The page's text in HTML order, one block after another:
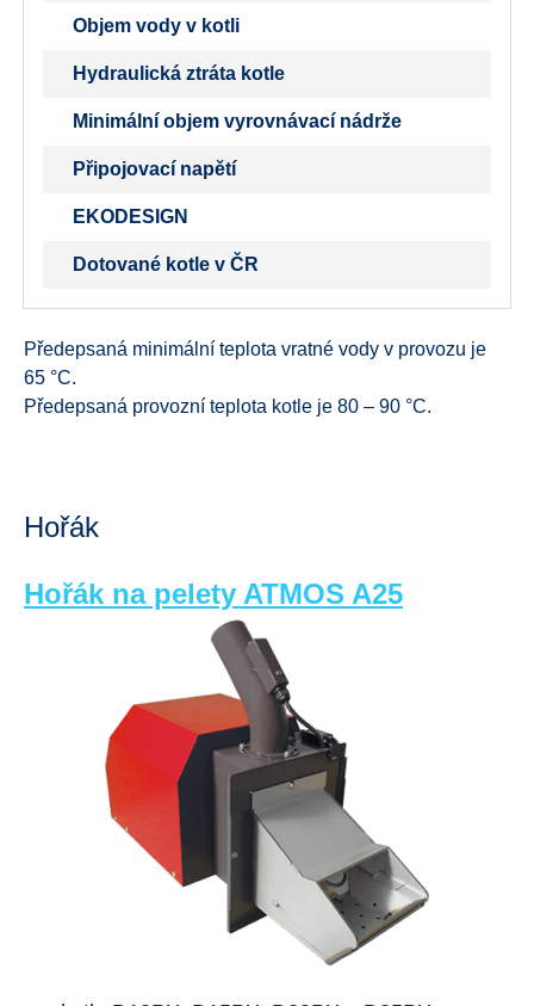
Objem vody v kotli
Hydraulická ztráta kotle
Minimální objem vyrovnávací nádrže
Připojovací napětí
EKODESIGN
Dotované kotle v ČR
Předepsaná minimální teplota vratné vody v provozu je
65 °C.
Předepsaná provozní teplota kotle je 80 – 90 °C.
Hořák
Hořák na pelety ATMOS A25